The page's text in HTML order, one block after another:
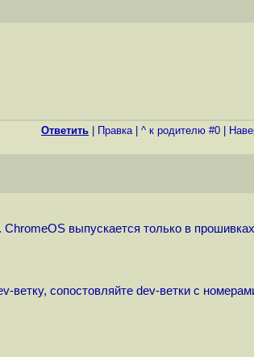
Ответить Правка| ^ к родителю #0
выпускается только в
ветку, сопостовляйте dev-ветки с